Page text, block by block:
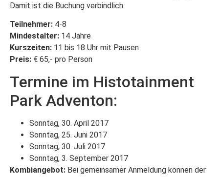
Damit ist die Buchung verbindlich.
Teilnehmer: 4-8
Mindestalter: 14 Jahre
Kurszeiten: 11 bis 18 Uhr mit Pausen
Preis: € 65,- pro Person
Termine im Histotainment
Park Adventon:
Sonntag, 30. April 2017
Sonntag, 25. Juni 2017
Sonntag, 30. Juli 2017
Sonntag, 3. September 2017
Kombiangebot: Bei gemeinsamer Anmeldung können der